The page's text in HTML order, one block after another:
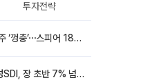
투자전략
스페이스X 주가 반등에 관련주 ‘껑충’⋯스피어 18%ㆍ에이치브이엠 12%↑
반도체 온기 탄 2차전지...삼성SDI, 장 초반 7% 넘게 껑충